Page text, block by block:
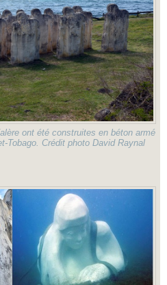
ont été construites en béton armé
Tobago. Crédit photo David Raynal